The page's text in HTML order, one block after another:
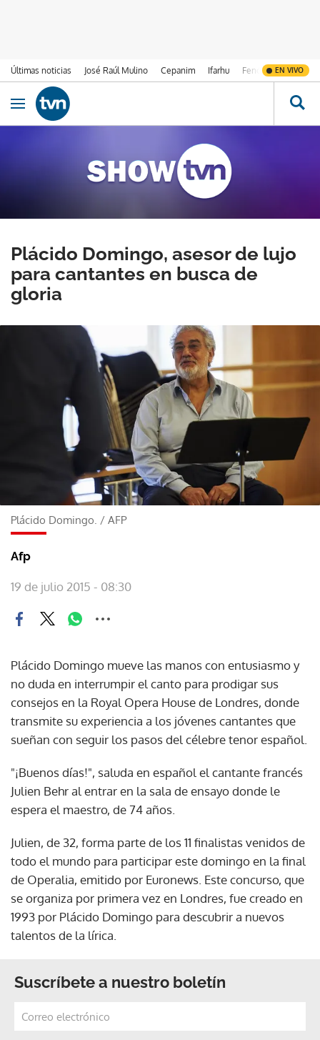
Últimas noticias José Raúl Mulino Cepanim Ifarhu Fenómeno de El
EN VIVO
Ir al contenido
Obrir navegació
Plácido Domingo, asesor de lujo
para cantantes en busca de
gloria
Plácido Domingo. / AFP
Afp
19 de julio 2015 - 08:30
Plácido Domingo mueve las manos con entusiasmo y
no duda en interrumpir el canto para prodigar sus
consejos en la Royal Opera House de Londres, donde
transmite su experiencia a los jóvenes cantantes que
sueñan con seguir los pasos del célebre tenor español.
"¡Buenos días!", saluda en español el cantante francés
Julien Behr al entrar en la sala de ensayo donde le
espera el maestro, de 74 años.
Julien, de 32, forma parte de los 11 finalistas venidos de
todo el mundo para participar este domingo en la final
de Operalia, emitido por Euronews. Este concurso, que
se organiza por primera vez en Londres, fue creado en
1993 por Plácido Domingo para descubrir a nuevos
talentos de la lírica.
Suscríbete a nuestro boletín